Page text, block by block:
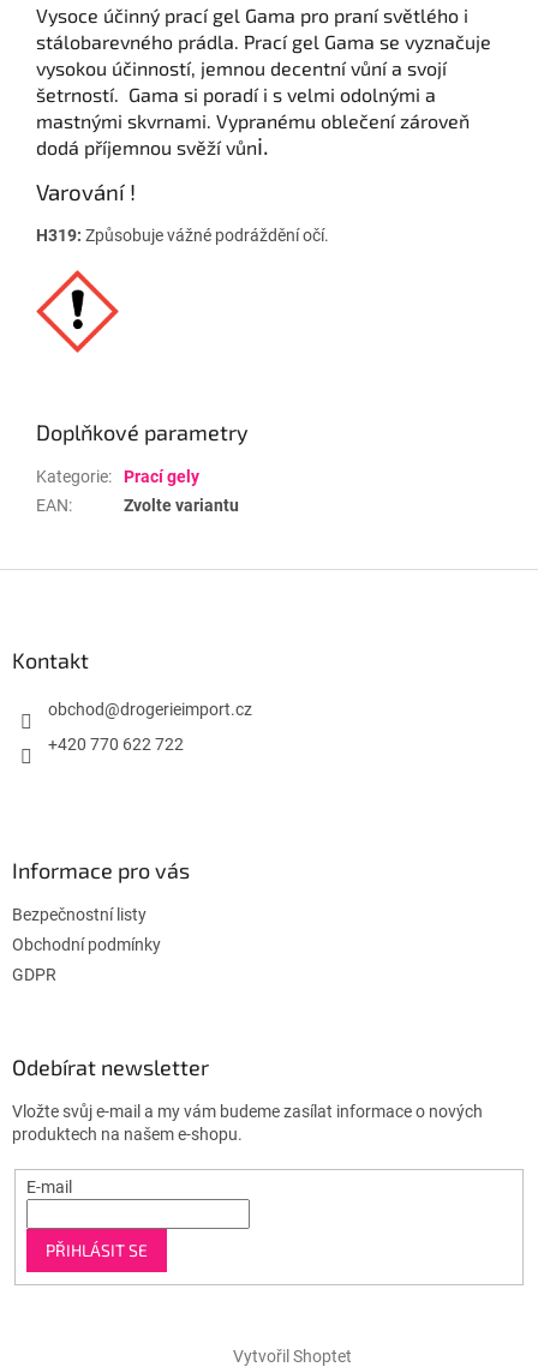
Vysoce účinný prací gel Gama pro praní světlého i
stálobarevného prádla. Prací gel Gama se vyznačuje
vysokou účinností, jemnou decentní vůní a svojí
šetrností. Gama si poradí i s velmi odolnými a
mastnými skvrnami. Vypranému oblečení zároveň
dodá příjemnou svěží vůni.
Varování !
H319: Způsobuje vážné podráždění očí.
Doplňkové parametry
Kategorie:
Prací gely
EAN: Zvolte variantu
Kontakt
obchod@drogerieimport.cz
+420 770 622 722
Informace pro vás
Bezpečnostní listy
Obchodní podmínky
GDPR
Odebírat newsletter
Vložte svůj e-mail a my vám budeme zasílat informace o nových
produktech na našem e-shopu.
E-mail
PŘIHLÁSIT SE
Vytvořil Shoptet